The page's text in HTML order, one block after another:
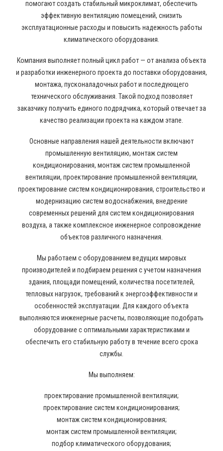
помогают создать стабильный микроклимат, обеспечить
эффективную вентиляцию помещений, снизить
эксплуатационные расходы и повысить надежность работы
климатического оборудования.
Компания выполняет полный цикл работ — от анализа объекта
и разработки инженерного проекта до поставки оборудования,
монтажа, пусконаладочных работ и последующего
технического обслуживания. Такой подход позволяет
заказчику получить единого подрядчика, который отвечает за
качество реализации проекта на каждом этапе.
Основные направления нашей деятельности включают
промышленную вентиляцию, монтаж систем
кондиционирования, монтаж систем промышленной
вентиляции, проектирование промышленной вентиляции,
проектирование систем кондиционирования, строительство и
модернизацию систем водоснабжения, внедрение
современных решений для систем кондиционирования
воздуха, а также комплексное инженерное сопровождение
объектов различного назначения.
Мы работаем с оборудованием ведущих мировых
производителей и подбираем решения с учетом назначения
здания, площади помещений, количества посетителей,
тепловых нагрузок, требований к энергоэффективности и
особенностей эксплуатации. Для каждого объекта
выполняются инженерные расчеты, позволяющие подобрать
оборудование с оптимальными характеристиками и
обеспечить его стабильную работу в течение всего срока
службы.
Мы выполняем:
проектирование промышленной вентиляции;
проектирование систем кондиционирования;
монтаж систем кондиционирования;
монтаж систем промышленной вентиляции;
подбор климатического оборудования;